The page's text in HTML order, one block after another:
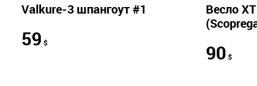
Valkure-3 шпангоут #1
59 $
Весло
90 $